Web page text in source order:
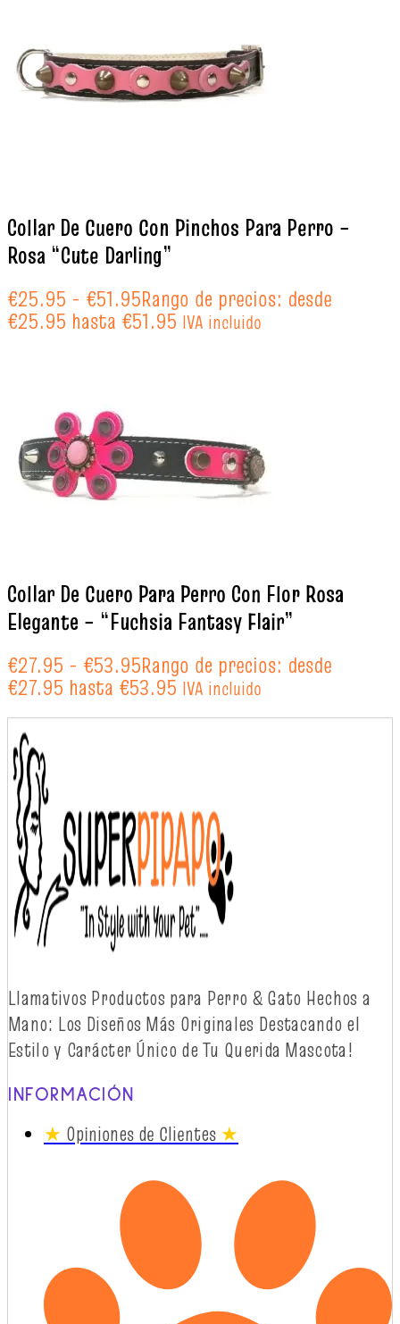
Collar De Cuero Con Pinchos Para Perro –
Rosa “Cute Darling”
€25.95 - €51.95Rango de precios: desde
€25.95 hasta €51.95 IVA incluido
Collar De Cuero Para Perro Con Flor Rosa
Elegante – “Fuchsia Fantasy Flair”
€27.95 - €53.95Rango de precios: desde
€27.95 hasta €53.95 IVA incluido
Llamativos Productos para Perro & Gato Hechos a
Mano: Los Diseños Más Originales Destacando el
Estilo y Carácter Único de Tu Querida Mascota!
INFORMACIÓN
★ Opiniones de Clientes ★